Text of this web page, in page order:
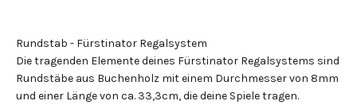
Rundstab - Fürstinator Regalsystem
Die tragenden Elemente deines Fürstinator Regalsystems sind
Rundstäbe aus Buchenholz mit einem Durchmesser von 8mm
und einer Länge von ca. 33,3cm, die deine Spiele tragen.